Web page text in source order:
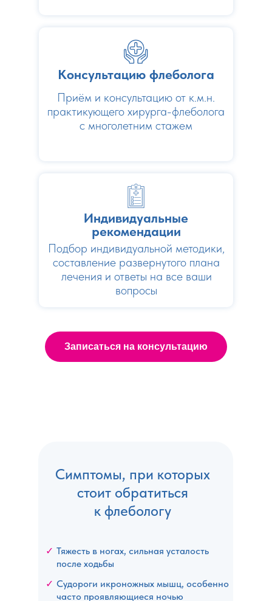
Консультацию флеболога
Приём и консультацию от к.м.н.
практикующего хирурга-флеболога
с многолетним стажем
Индивидуальные
рекомендации
Подбор индивидуальной методики,
составление развернутого плана
лечения и ответы на все ваши
вопросы
Записаться на консультацию
✓ Тяжесть в ногах, сильная усталость
после ходьбы
✓ Судороги икроножных мышц, особенно
часто проявляющиеся ночью
Симптомы, при которых
стоит обратиться
к флебологу